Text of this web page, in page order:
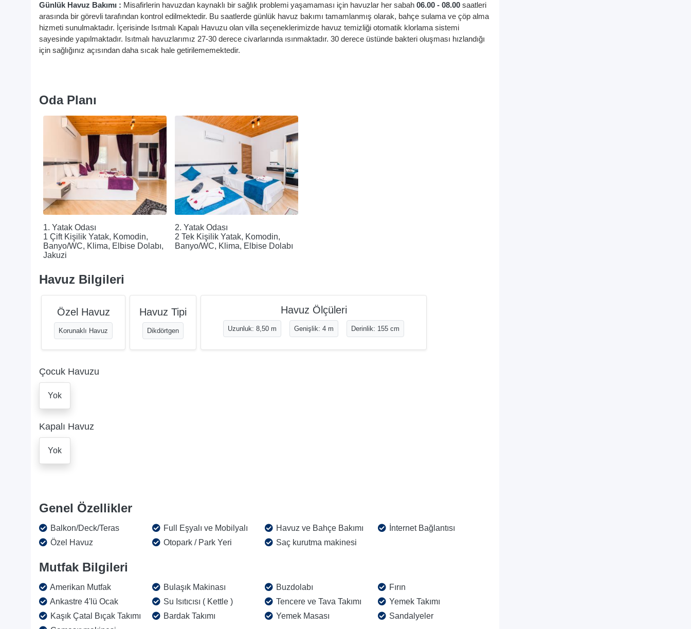
Günlük Havuz Bakımı : Misafirlerin havuzdan kaynaklı bir sağlık problemi yaşamaması için havuzlar her sabah 06.00 - 08.00 saatleri
arasında bir görevli tarafından kontrol edilmektedir. Bu saatlerde günlük havuz bakımı tamamlanmış olarak, bahçe sulama ve çöp alma
hizmeti sunulmaktadır. İçerisinde Isıtmalı Kapalı Havuzu olan villa seçeneklerimizde havuz temizliği otomatik klorlama sistemi
sayesinde yapılmaktadır. Isıtmalı havuzlarımız 27-30 derece civarlarında ısınmaktadır. 30 derece üstünde bakteri oluşması hızlandığı
için sağlığınız açısından daha sıcak hale getirilememektedir.
Oda Planı
1. Yatak Odası
1 Çift Kişilik Yatak, Komodin,
Banyo/WC, Klima, Elbise Dolabı,
Jakuzi
2. Yatak Odası
2 Tek Kişilik Yatak, Komodin,
Banyo/WC, Klima, Elbise Dolabı
Havuz Bilgileri
Özel Havuz
Korunaklı Havuz
Havuz Tipi
Dikdörtgen
Havuz Ölçüleri
Uzunluk: 8,50 m Genişlik: 4 m Derinlik: 155 cm
Çocuk Havuzu
Yok
Kapalı Havuz
Yok
Genel Özellikler
Balkon/Deck/Teras Full Eşyalı ve Mobilyalı Havuz ve Bahçe Bakımı
İnternet Bağlantısı
Özel Havuz
Otopark / Park Yeri Saç kurutma makinesi
Mutfak Bilgileri
Amerikan Mutfak Bulaşık Makinası Buzdolabı
Fırın
Ankastre 4'lü Ocak
Su Isıtıcısı ( Kettle ) Tencere ve Tava Takımı
Yemek Takımı
Kaşık Çatal Bıçak Takımı
Bardak Takımı Yemek Masası
Sandalyeler